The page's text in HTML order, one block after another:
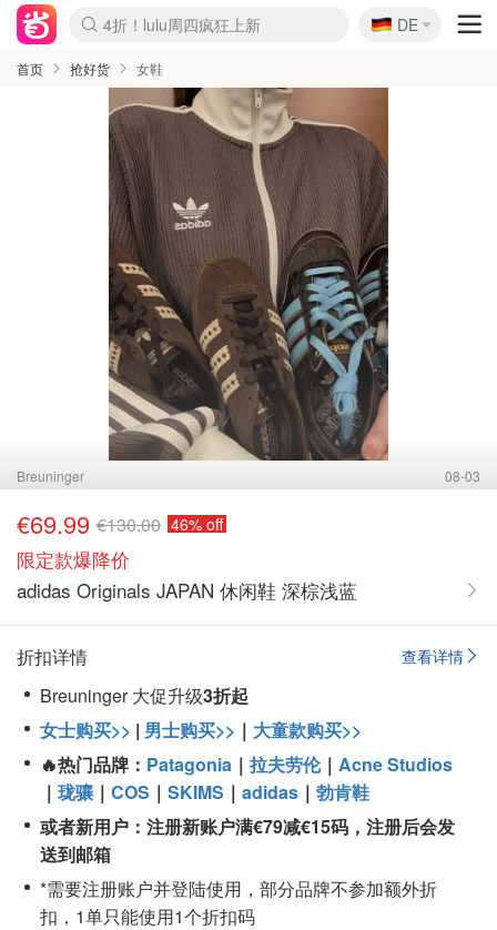
Boticinal 夏促开抢！
4折！lulu周四疯狂上新
还没结束！&OtherStories大促
Joybuy变相75折 随时失效
速领！Stanley独家85折
疑似霸哥！Camper额外叠85折
Zalando 奥莱闪促！每日更新
Moncler反季囤！5折起+叠9折
Coach Brooklyn仅€192
🇩🇪
DE
首页 抢好货 女鞋
Breuninger 08-03
€69.99 €130.00 46% off
限定款爆降价
adidas Originals JAPAN 休闲鞋 深棕浅蓝
查看详情
折扣详情
Breuninger 大促升级3折起
女士购买>> | 男士购买>> ｜ 大童款购买>>
🔥热门品牌： Patagonia ｜ 拉夫劳伦｜ Acne Studios
｜ 珑骧 ｜ COS ｜ SKIMS ｜ adidas ｜ 勃肯鞋
或者新用户： 注册新账户满€79减€15码，注册后会发
送到邮箱
*需要注册账户并登陆使用，部分品牌不参加额外折
扣，1单只能使用1个折扣码